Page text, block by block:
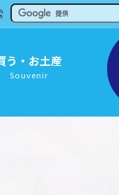
う・お土産
Souvenir